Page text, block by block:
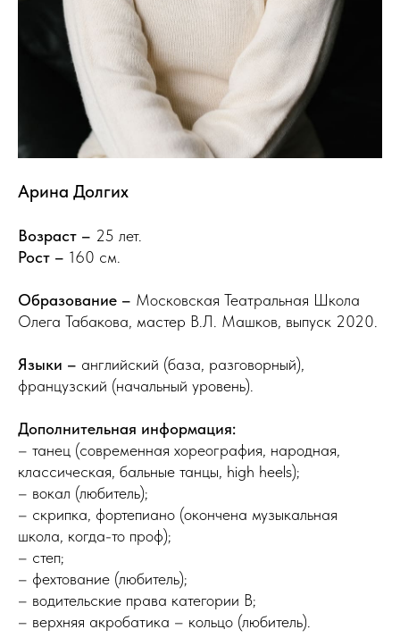
Арина Долгих
Возраст – 25 лет.
Рост – 160 см.
Образование – Московская Театральная Школа
Олега Табакова, мастер В.Л. Машков, выпуск 2020.
Языки – английский (база, разговорный),
французский (начальный уровень).
Дополнительная информация:
– танец (современная хореография, народная,
классическая, бальные танцы, high heels);
– вокал (любитель);
– ⁠⁠скрипка, фортепиано (окончена музыкальная
школа, когда-то проф);
– ⁠⁠степ;
– ⁠⁠фехтование (любитель);
– ⁠⁠водительские права категории В;
– ⁠⁠верхняя акробатика – кольцо (любитель).